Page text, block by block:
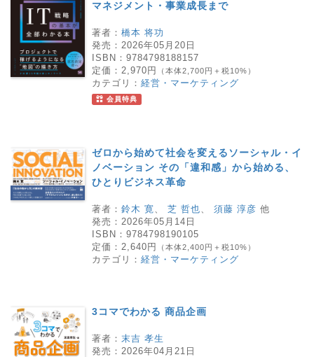
マネジメント・事業成長まで
著者： 橋本 将功
発売： 2026年05月20日
ISBN： 9784798188157
定価： 2,970円 （本体2,700円＋税10%）
カテゴリ： 経営・マーケティング
会員特典
ゼロから始めて社会を変えるソーシャル・イ
ノベーション その「違和感」から始める、
ひとりビジネス革命
著者： 鈴木 寛 芝 哲也 須藤 淳彦 他
発売： 2026年05月14日
ISBN： 9784798190105
定価： 2,640円 （本体2,400円＋税10%）
カテゴリ： 経営・マーケティング
3コマでわかる 商品企画
著者： 末吉 孝生
発売： 2026年04月21日